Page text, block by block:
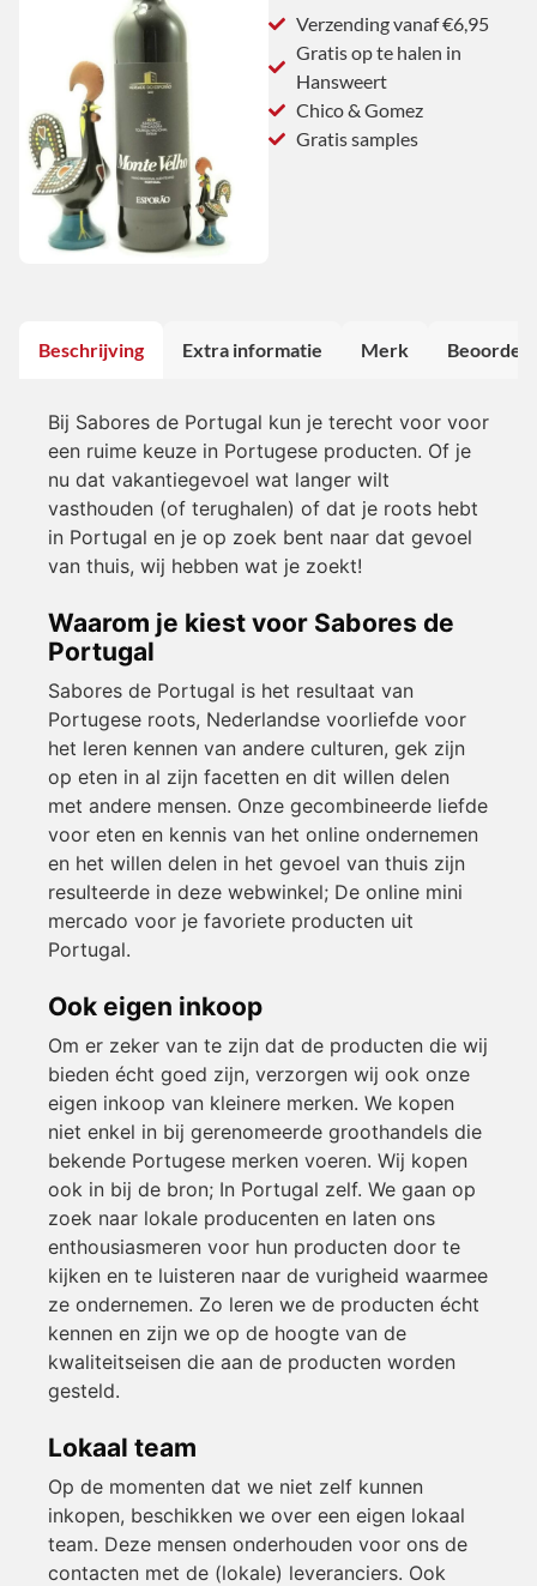
Verzending vanaf €6,95
Gratis op te halen in
Hansweert
Chico & Gomez
Gratis samples
Beschrijving Extra informatie Merk
Bij Sabores de Portugal kun je terecht voor voor
een ruime keuze in Portugese producten. Of je
nu dat vakantiegevoel wat langer wilt
vasthouden (of terughalen) of dat je roots hebt
in Portugal en je op zoek bent naar dat gevoel
van thuis, wij hebben wat je zoekt!
Waarom je kiest voor Sabores de
Portugal
Sabores de Portugal is het resultaat van
Portugese roots, Nederlandse voorliefde voor
het leren kennen van andere culturen, gek zijn
op eten in al zijn facetten en dit willen delen
met andere mensen. Onze gecombineerde liefde
voor eten en kennis van het online ondernemen
en het willen delen in het gevoel van thuis zijn
resulteerde in deze webwinkel; De online mini
mercado voor je favoriete producten uit
Portugal.
Ook eigen inkoop
Om er zeker van te zijn dat de producten die wij
bieden écht goed zijn, verzorgen wij ook onze
eigen inkoop van kleinere merken. We kopen
niet enkel in bij gerenomeerde groothandels die
bekende Portugese merken voeren. Wij kopen
ook in bij de bron; In Portugal zelf. We gaan op
zoek naar lokale producenten en laten ons
enthousiasmeren voor hun producten door te
kijken en te luisteren naar de vurigheid waarmee
ze ondernemen. Zo leren we de producten écht
kennen en zijn we op de hoogte van de
kwaliteitseisen die aan de producten worden
gesteld.
Lokaal team
Op de momenten dat we niet zelf kunnen
inkopen, beschikken we over een eigen lokaal
team. Deze mensen onderhouden voor ons de
contacten met de (lokale) leveranciers. Ook